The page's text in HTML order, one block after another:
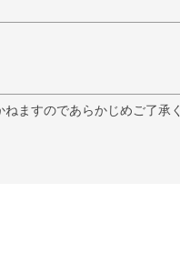
ますのであらかじめご了承く